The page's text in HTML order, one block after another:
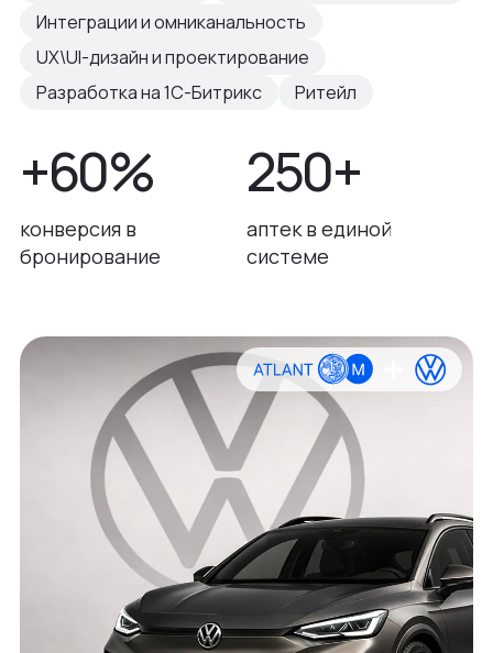
Интеграции и омниканальность
UX\UI-дизайн и проектирование
Разработка на 1С-Битрикс
Ритейл
+60%
конверсия в
бронирование
250+
аптек в единой
системе